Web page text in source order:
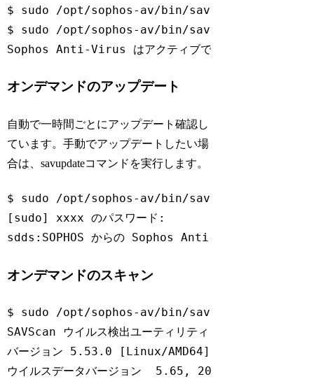
$ sudo /opt/sophos-av/bin/savdctl
$ sudo /opt/sophos-av/bin/savdstatus
Sophos Anti-Virus はアクティブですが、オンアクセス
オンデマンドのアップデート
自動で一時間ごとにアップデート確認し
ています。手動でアップデートしたい場
合は、savupdateコマンドを実行します。
$ sudo /opt/sophos-av/bin/savupdate
[sudo] xxxx のパスワード:
sdds:SOPHOS からの Sophos Anti-Virus のアップデ
オンデマンドのスキャン
$ sudo /opt/sophos-av/bin/savscan /tmp/
SAVScan ウイルス検出ユーティリティ
バージョン 5.53.0 [Linux/AMD64]
ウイルスデータバージョン  5.65, 2019年7月